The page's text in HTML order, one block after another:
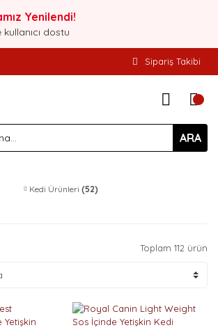
Yenilendi!
kullanıcı dostu
Sipariş Takibi
ARA
Kedi Ürünleri(52)
Toplam 112 ürün